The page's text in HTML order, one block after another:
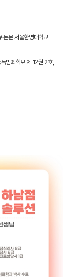
논문 서울한영대학교
범죄학보 제 12권 2호,